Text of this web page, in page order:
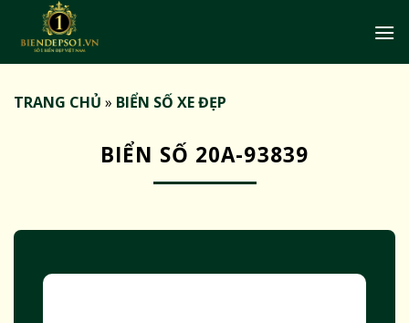
TRANG CHỦ » BIỂN SỐ XE ĐẸP
BIỂN SỐ 20A-93839